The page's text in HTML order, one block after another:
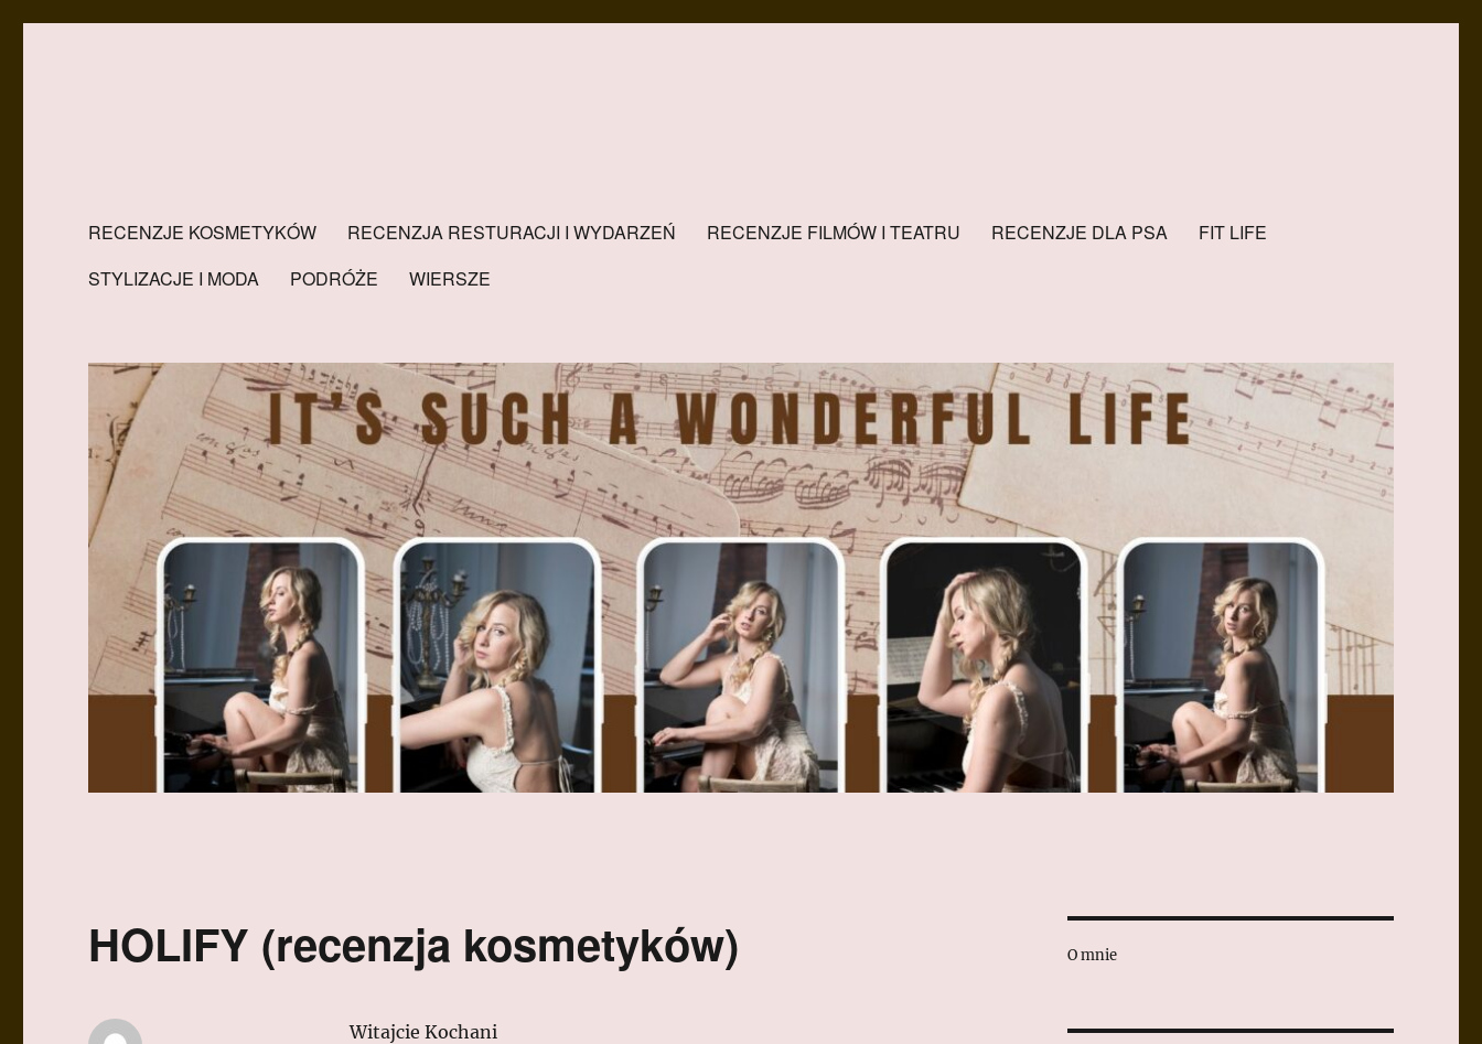
RECENZJE KOSMETYKÓW RECENZJA RESTURACJI I WYDARZEŃ RECENZJE FILMÓW I TEATRU RECENZJE DLA PSA
FIT LIFE
STYLIZACJE I MODA
PODRÓŻE WIERSZE
HOLIFY (recenzja kosmetyków)
Witajcie Kochani
O mnie